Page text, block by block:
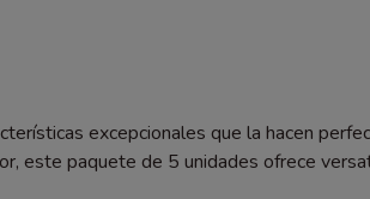
excepcionales que la hacen
este paquete de 5 unidades ofrece